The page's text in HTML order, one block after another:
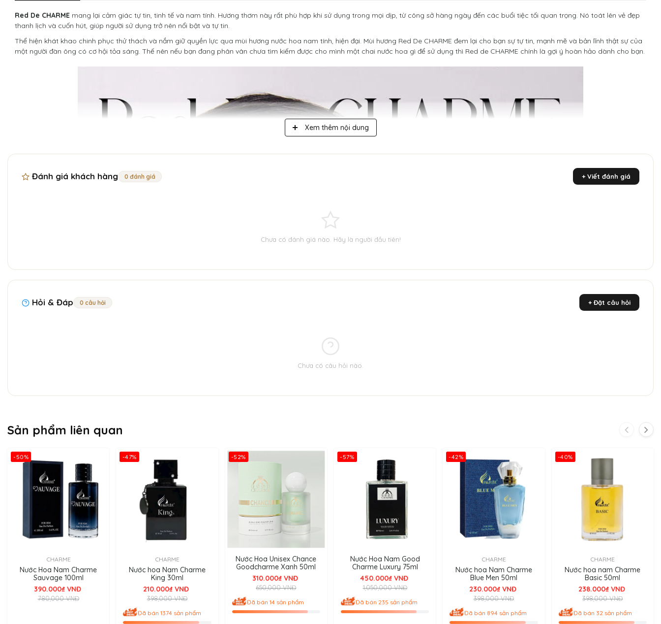
Red De CHARME mang lại cảm giác tự tin, tinh tế và nam tính. Hương thơm này rất phù hợp khi sử dụng trong mọi dịp, từ công sở hàng ngày đến các buổi tiệc tối quan trọng. Nó toát lên vẻ đẹp
thanh lịch và cuốn hút, giúp người sử dụng trở nên nổi bật và tự tin.
Thể hiện khát khao chinh phục thử thách và nắm giữ quyền lực qua mùi hương nước hoa nam tính, hiện đại. Mùi hương Red De CHARME đem lại cho bạn sự tự tin, mạnh mẽ và bản lĩnh thật sự của
một người đàn ông có cơ hội tỏa sáng. Thế nên nếu bạn đang phân vân chưa tìm kiếm được cho mình một chai nước hoa gì để sử dụng thì Red de CHARME chính là gợi ý hoàn hảo dành cho bạn.
Xem thêm nội dung
Đánh giá khách hàng 0 đánh giá + Viết đánh giá
Chưa có đánh giá nào. Hãy là người đầu tiên!
Hỏi & Đáp 0 câu hỏi + Đặt câu hỏi
Chưa có câu hỏi nào.
Sản phẩm liên quan
-50%
CHARME
Nước Hoa Nam Charme
Sauvage 100ml
390.000₫ VNĐ
780,000 VNĐ
-47%
CHARME
Nước hoa Nam Charme
King 30ml
210.000₫ VNĐ
398,000 VNĐ
Đã bán 1374 sản phẩm
-52%
Nước Hoa Unisex Chance
Goodcharme Xanh 50ml
310.000₫ VNĐ
650,000 VNĐ
Đã bán 14 sản phẩm
-57%
Nước Hoa Nam Good
Charme Luxury 75ml
450.000₫ VNĐ
1,050,000 VNĐ
Đã bán 235 sản phẩm
-42%
CHARME
Nước hoa Nam Charme
Blue Men 50ml
230.000₫ VNĐ
398,000 VNĐ
Đã bán 894 sản phẩm
-40%
CHARME
Nước hoa nam Charme
Basic 50ml
238.000₫ VNĐ
398,000 VNĐ
Đã bán 32 sản phẩm